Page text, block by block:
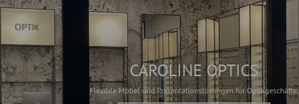
CAROLINE OPTICS
Flexible Möbel und Präsentationslösungen für Optikgeschäfte.